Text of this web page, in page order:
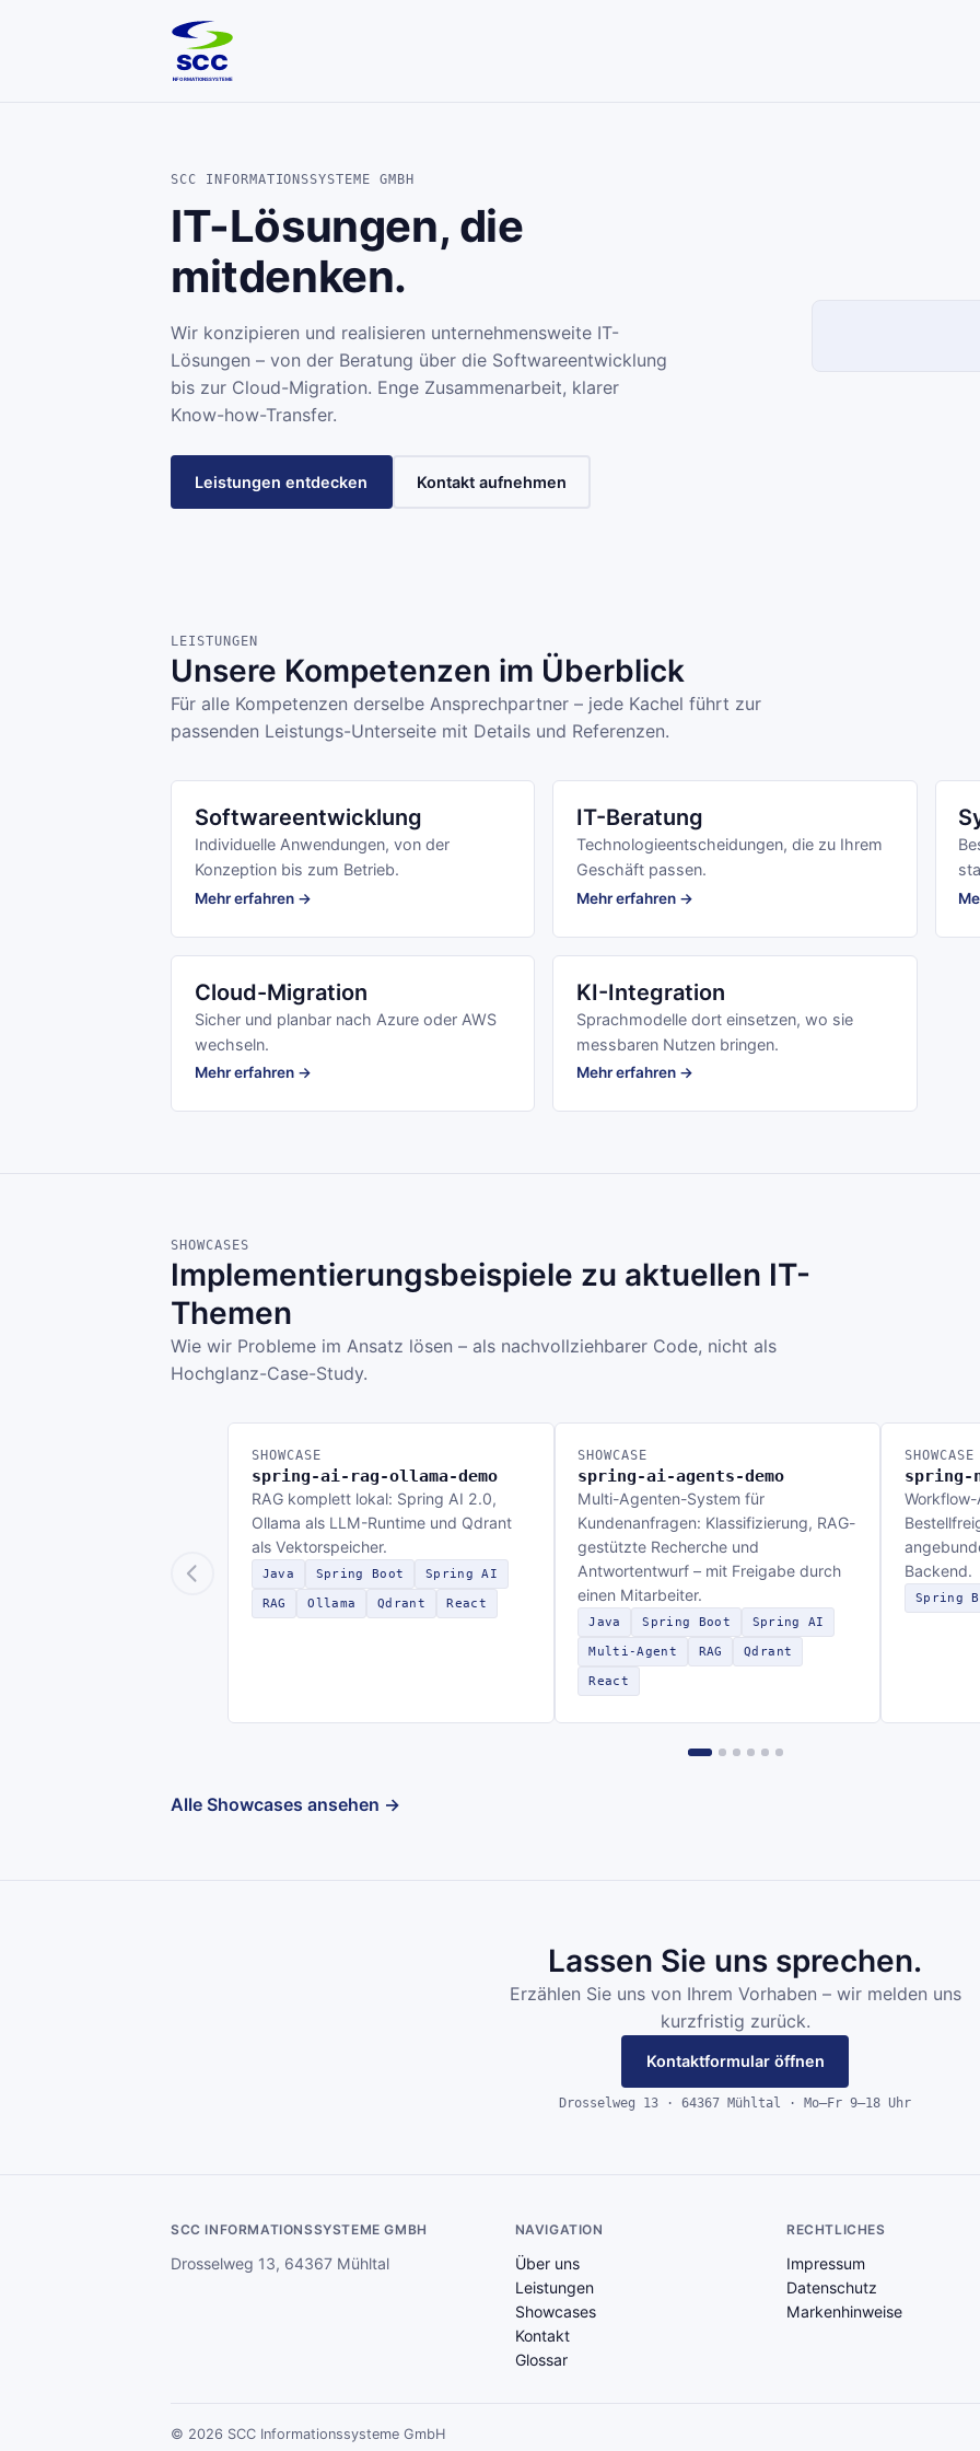
SCC
INFORMATIONSSYSTEME
SCC INFORMATIONSSYSTEME GMBH
IT-Lösungen, die
mitdenken.
Wir konzipieren und realisieren unternehmensweite IT-
Lösungen – von der Beratung über die Softwareentwicklung
bis zur Cloud-Migration. Enge Zusammenarbeit, klarer
Know-how-Transfer.
Leistungen entdecken Kontakt aufnehmen
LEISTUNGEN
Unsere Kompetenzen im Überblick
Für alle Kompetenzen derselbe Ansprechpartner – jede Kachel führt zur
passenden Leistungs-Unterseite mit Details und Referenzen.
Softwareentwicklung
Individuelle Anwendungen, von der
Konzeption bis zum Betrieb.
Mehr erfahren →
IT-Beratung
Technologieentscheidungen, die zu Ihrem
Geschäft passen.
Mehr erfahren →
Cloud-Migration
Sicher und planbar nach Azure oder AWS
wechseln.
Mehr erfahren →
KI-Integration
Sprachmodelle dort einsetzen, wo sie
messbaren Nutzen bringen.
Mehr erfahren →
SHOWCASES
Implementierungsbeispiele zu aktuellen IT-
Themen
Wie wir Probleme im Ansatz lösen – als nachvollziehbarer Code, nicht als
Hochglanz-Case-Study.
SHOWCASE
spring-ai-rag-ollama-demo
RAG komplett lokal: Spring AI 2.0,
Ollama als LLM-Runtime und Qdrant
als Vektorspeicher.
Java Spring Boot Spring AI
RAG Ollama Qdrant React
SHOWCASE
spring-ai-agents-demo
Multi-Agenten-System für
Kundenanfragen: Klassifizierung, RAG-
gestützte Recherche und
Antwortentwurf – mit Freigabe durch
einen Mitarbeiter.
Java Spring Boot Spring AI
Multi-Agent RAG Qdrant
React
SHOWCASE
spring-
Backend.
Spring
Alle Showcases ansehen →
Lassen Sie uns sprechen.
Erzählen Sie uns von Ihrem Vorhaben – wir melden uns
kurzfristig zurück.
Kontaktformular öffnen
Drosselweg 13 · 64367 Mühltal · Mo–Fr 9–18 Uhr
SCC INFORMATIONSSYSTEME GMBH
Drosselweg 13, 64367 Mühltal
NAVIGATION
Über uns
Leistungen
Showcases
Kontakt
Glossar
RECHTLICHES
Impressum
Datenschutz
Markenhinweise
© 2026 SCC Informationssysteme GmbH